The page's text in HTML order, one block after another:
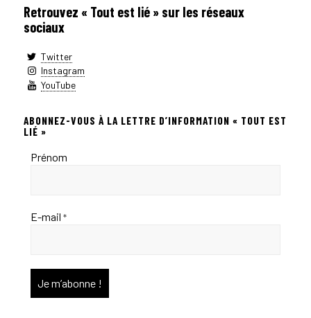
Retrouvez « Tout est lié » sur les réseaux
sociaux
Twitter
Instagram
YouTube
ABONNEZ-VOUS À LA LETTRE D’INFORMATION « TOUT EST
LIÉ »
Prénom
E-mail *